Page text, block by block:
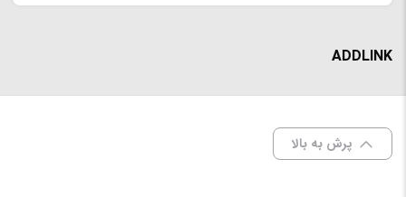
ADDLINK
پرش به بالا